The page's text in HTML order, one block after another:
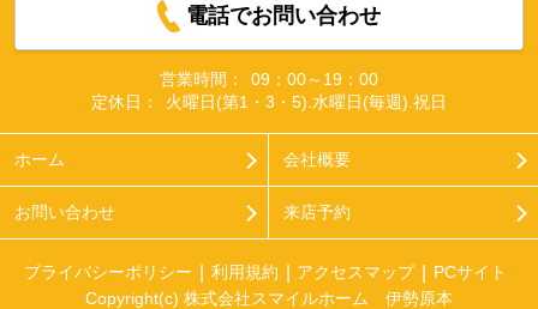
電話でお問い合わせ
営業時間：
09：00～19：00
定休日：
火曜日(第1・3・5).水曜日(毎週).祝日
ホーム 会社概要
お問い合わせ 来店予約
プライバシーポリシー 利用規約 アクセスマップ
PCサイト
Copyright(c) 株式会社スマイルホーム 伊勢原本